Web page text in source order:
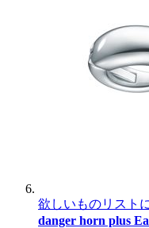
欲しいものリスト
danger horn plus